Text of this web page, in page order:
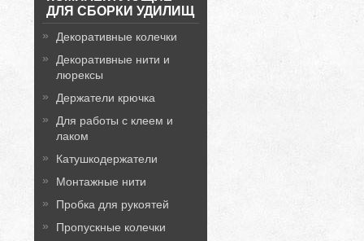
ДЛЯ СБОРКИ УДИЛИЩ
Декоративные колечки
Декоративные нити и
люрексы
Держатели крючка
Для работы с клеем и
лаком
Катушкодержатели
Монтажные нити
Пробка для рукоятей
Пропускные колечки